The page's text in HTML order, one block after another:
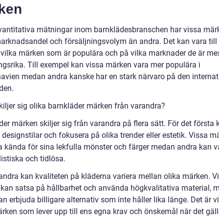
mätningar inom barnklädesbranschen har vissa
och försäljningsvolym än andra. Det kan vara
märken som är populära och på vilka marknader de är
Till exempel kan vissa märken vara mer populära i
medan andra kanske har en stark närvaro på den
sig olika barnkläder märken från varandra?
märken skiljer sig från varandra på flera sätt. För det första
och fokusera på olika trender eller estetik. Vissa
kända för sina lekfulla mönster och färger medan andra kan
och tidlösa.
kan kvaliteten på kläderna variera mellan olika märken.
satsa på hållbarhet och använda högkvalitativa material,
erbjuda billigare alternativ som inte håller lika länge. Det är
som lever upp till ens egna krav och önskemål när det